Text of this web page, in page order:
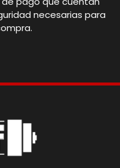
necesarias para